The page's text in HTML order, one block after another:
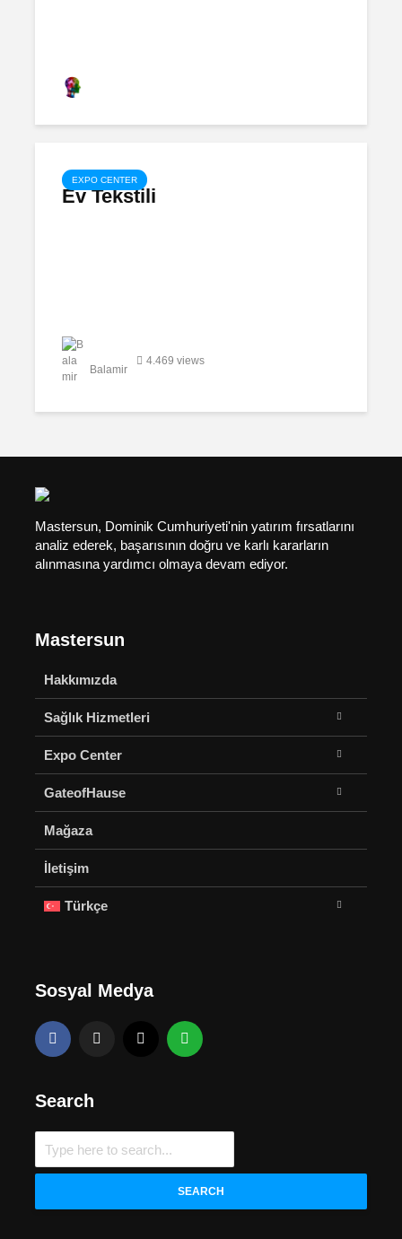
EXPO CENTER
Ev Tekstili
Balamir
4.469 views
Mastersun, Dominik Cumhuriyeti'nin yatırım fırsatlarını
analiz ederek, başarısının doğru ve karlı kararların
alınmasına yardımcı olmaya devam ediyor.
Mastersun
Hakkımızda
Sağlık Hizmetleri
Expo Center
GateofHause
Mağaza
İletişim
Türkçe
Sosyal Medya
Search
SEARCH
Cumhuriyeti Turizm